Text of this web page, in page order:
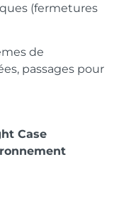
(fermetures
de
passages pour
Case